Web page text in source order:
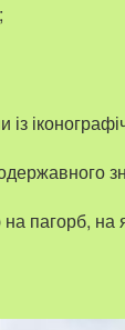
пагорб, на